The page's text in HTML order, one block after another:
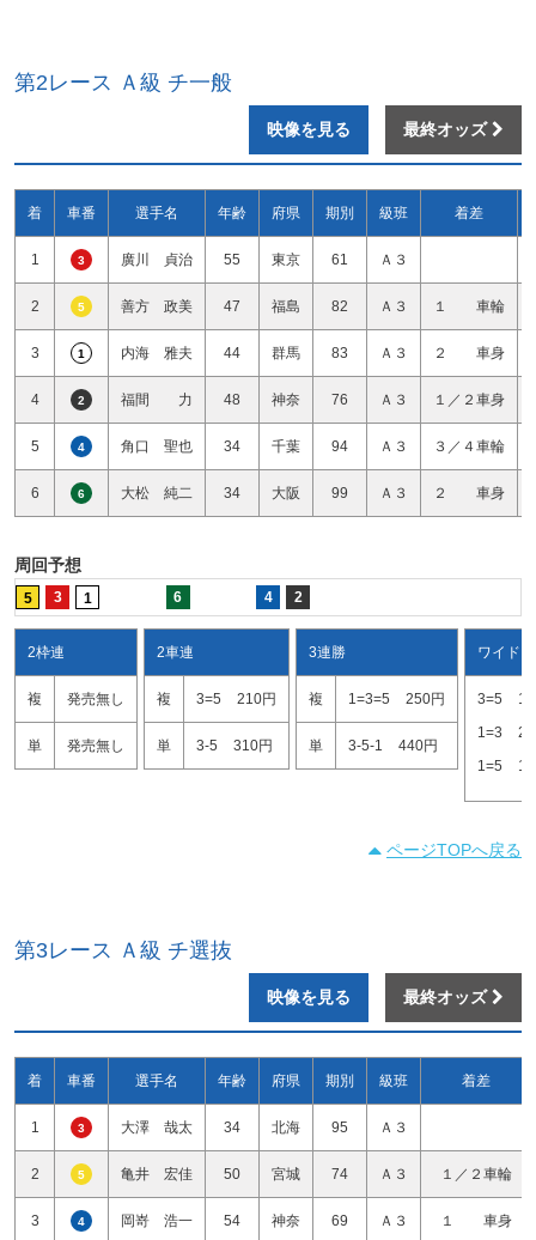
第2レース Ａ級 チ一般
映像を見る 最終オッズ
着 車番 選手名 年齢 府県 期別 級班 着差
1 3 廣川 貞治 55 東京 61 Ａ３
2 5 善方 政美 47 福島 82 Ａ３ １ 車輪
3 1 内海 雅夫 44 群馬 83 Ａ３ ２ 車身
4 2 福間 力 48 神奈 76 Ａ３ １／２車身
5 4 角口 聖也 34 千葉 94 Ａ３ ３／４車輪
6 6 大松 純二 34 大阪 99 Ａ３ ２ 車身
周回予想
5 3 1 6 4 2
2枠連
複 発売無し
単 発売無し
2車連
複 3=5 210円
単 3-5 310円
3連勝
複 1=3=5 250円
単 3-5-1 440円
ワイド
3=5
1=3
1=5
ページTOPへ戻る
第3レース Ａ級 チ選抜
映像を見る 最終オッズ
着 車番 選手名 年齢 府県 期別 級班 着差
1 3 大澤 哉太 34 北海 95 Ａ３
2 5 亀井 宏佳 50 宮城 74 Ａ３ １／２車輪
3 4 岡嵜 浩一 54 神奈 69 Ａ３ １ 車身